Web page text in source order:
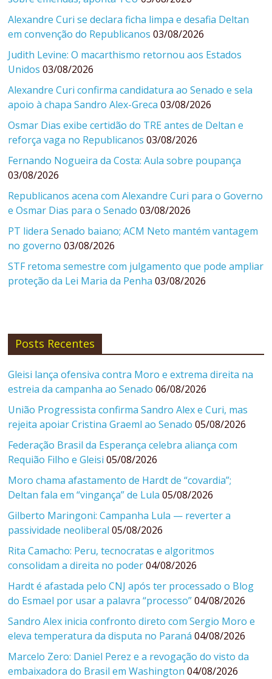
Alexandre Curi se declara ficha limpa e desafia Deltan
em convenção do Republicanos 03/08/2026
Judith Levine: O macarthismo retornou aos Estados
Unidos 03/08/2026
Alexandre Curi confirma candidatura ao Senado e sela
apoio à chapa Sandro Alex-Greca 03/08/2026
Osmar Dias exibe certidão do TRE antes de Deltan e
reforça vaga no Republicanos 03/08/2026
Fernando Nogueira da Costa: Aula sobre poupança
03/08/2026
Republicanos acena com Alexandre Curi para o Governo
e Osmar Dias para o Senado 03/08/2026
PT lidera Senado baiano; ACM Neto mantém vantagem
no governo 03/08/2026
STF retoma semestre com julgamento que pode ampliar
proteção da Lei Maria da Penha 03/08/2026
Posts Recentes
Gleisi lança ofensiva contra Moro e extrema direita na
estreia da campanha ao Senado 06/08/2026
União Progressista confirma Sandro Alex e Curi, mas
rejeita apoiar Cristina Graeml ao Senado 05/08/2026
Federação Brasil da Esperança celebra aliança com
Requião Filho e Gleisi 05/08/2026
Moro chama afastamento de Hardt de “covardia”;
Deltan fala em “vingança” de Lula 05/08/2026
Gilberto Maringoni: Campanha Lula — reverter a
passividade neoliberal 05/08/2026
Rita Camacho: Peru, tecnocratas e algoritmos
consolidam a direita no poder 04/08/2026
Hardt é afastada pelo CNJ após ter processado o Blog
do Esmael por usar a palavra “processo” 04/08/2026
Sandro Alex inicia confronto direto com Sergio Moro e
eleva temperatura da disputa no Paraná 04/08/2026
Marcelo Zero: Daniel Perez e a revogação do visto da
embaixadora do Brasil em Washington 04/08/2026